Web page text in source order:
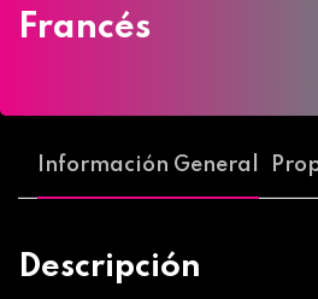
Francés
Información General
Descripción